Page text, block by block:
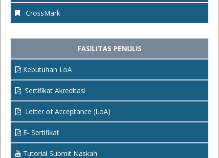
CrossMark
FASILITAS PENULIS
Kebutuhan LoA
Sertifikat Akreditasi
Letter of Acceptance (LoA)
E- Sertifikat
Tutorial Submit Naskah